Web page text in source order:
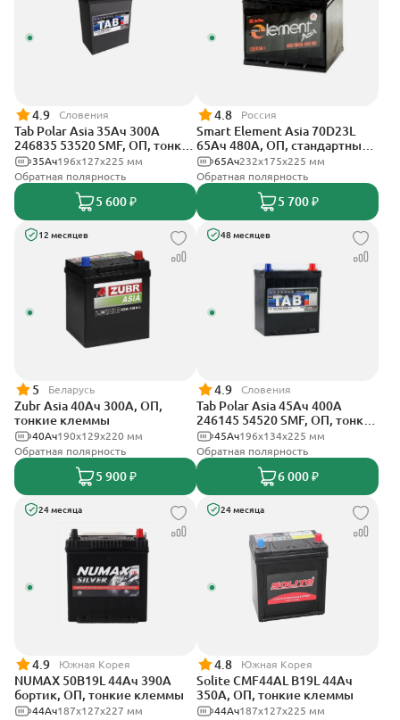
4.9 Словения
Tab Polar Asia 35Ач 300А
246835 53520 SMF, ОП, тонкие
клеммы196x127x225 мм
35Ач
Обратная полярность
5 600 ₽
4.8 Россия
Smart Element Asia 70D23L
65Ач 480А, ОП, стандартные
клеммы232х175х225 мм
65Ач
Обратная полярность
5 700 ₽
12 месяцев
5 Беларусь
Zubr Asia 40Ач 300А, ОП,
тонкие клеммы
190x129x220 мм
40Ач
Обратная полярность
5 900 ₽
48 месяцев
4.9 Словения
Tab Polar Asia 45Ач 400А
246145 54520 SMF, ОП, тонкие
клеммы196x134x225 мм
45Ач
Обратная полярность
6 000 ₽
24 месяца
4.9 Южная Корея
NUMAX 50B19L 44Ач 390А
бортик, ОП, тонкие клеммы
187х127х227 мм
44Ач
24 месяца
4.8 Южная Корея
Solite CMF44AL B19L 44Ач
350А, ОП, тонкие клеммы
187x127x225 мм
44Ач